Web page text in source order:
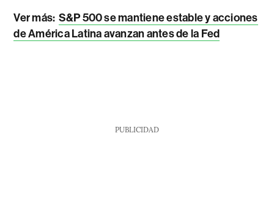
Ver más: S&P 500 se mantiene estable y acciones
de América Latina avanzan antes de la Fed
PUBLICIDAD